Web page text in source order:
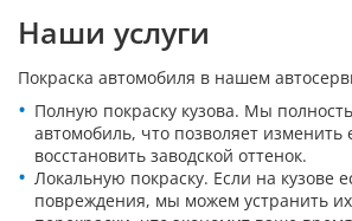
Наши услуги
Покраска автомобиля в нашем
Полную покраску кузова. Мы
автомобиль, что позволяет изменить
восстановить заводской оттенок.
Локальную покраску. Если на кузове
повреждения, мы можем устранить